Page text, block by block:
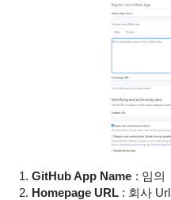
GitHub App Name : 임의
Homepage URL: 회사 Url